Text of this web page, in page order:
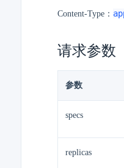
Content-Type：
请求参数
参数
specs
replicas